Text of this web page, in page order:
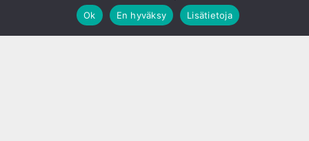
Ok
En hyväksy Lisätietoja